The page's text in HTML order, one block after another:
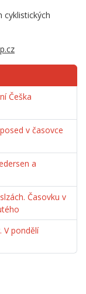
cyklistických
Češka
v časovce
a
Časovku v
V pondělí